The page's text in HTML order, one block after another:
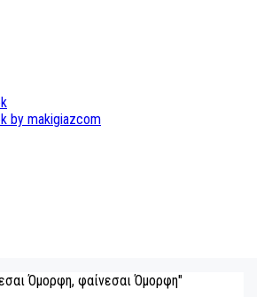
by makigiazcom
Όμορφη, φαίνεσαι Όμορφη"